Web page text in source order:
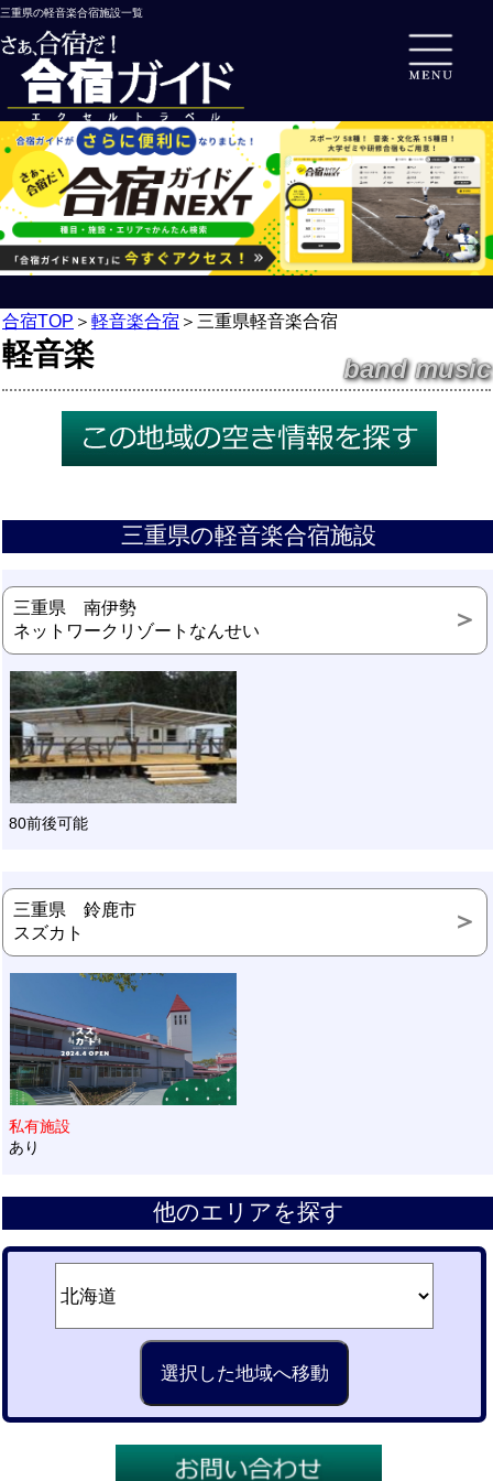
三重県の軽音楽合宿施設一覧
合宿TOP ＞ 軽音楽合宿 ＞ 三重県軽音楽合宿
軽音楽 band music
三重県の軽音楽合宿施設
三重県 南伊勢
ネットワークリゾートなんせい
80前後可能
三重県 鈴鹿市
スズカト
私有施設
あり
他のエリアを探す